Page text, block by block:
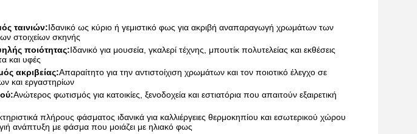
ταινιών:Ιδανικό ως κύριο ή γεμιστικό φως για ακριβή αναπαραγωγή χρωμάτων των
στοιχείων σκηνής
ποιότητας:Ιδανικό για μουσεία, γκαλερί τέχνης, μπουτίκ πολυτελείας και εκθέσεις
και υφές
ακριβείας:Απαραίτητο για την αντιστοίχιση χρωμάτων και τον ποιοτικό έλεγχο σε
και εργαστηρίων
Ανώτερος φωτισμός για κατοικίες, ξενοδοχεία και εστιατόρια που απαιτούν εξαιρετική
πλήρους φάσματος ιδανικά για καλλιέργειες θερμοκηπίου και εσωτερικού χώρου
ανάπτυξη με φάσμα που μοιάζει με ηλιακό φως